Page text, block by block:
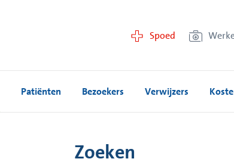
Spoed
Patiënten Bezoekers Verwijzers
Zoeken